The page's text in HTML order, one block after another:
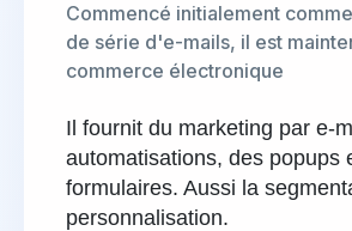
Commencé initialement
de série d'e-mails, il est
commerce électronique
Il fournit du marketing par e-
automatisations, des popups
formulaires. Aussi la
personnalisation.